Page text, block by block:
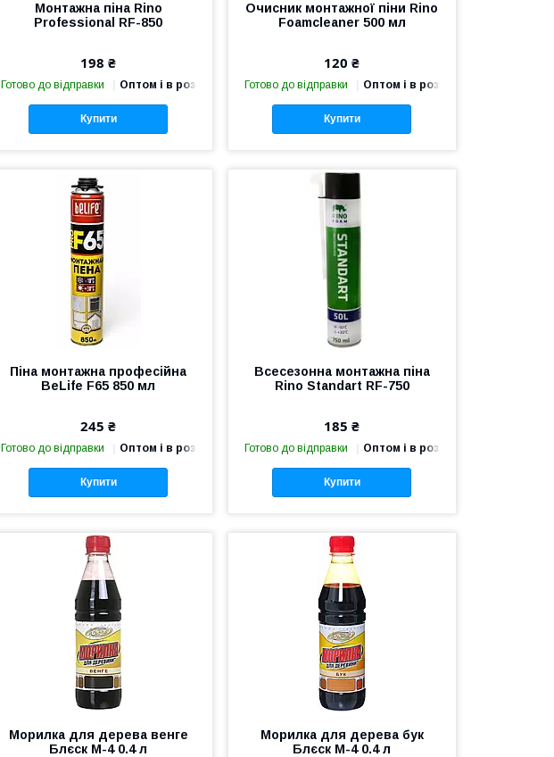
Монтажна піна Rino
Professional RF-850
198 ₴
Готово до відправки Оптом і в роздріб
Купити
Очисник монтажної піни Rino
Foamcleaner 500 мл
120 ₴
Готово до відправки Оптом і в роздріб
Купити
Піна монтажна професійна
BeLife F65 850 мл
245 ₴
Готово до відправки Оптом і в роздріб
Купити
Всесезонна монтажна піна
Rino Standart RF-750
185 ₴
Готово до відправки Оптом і в роздріб
Купити
Морилка для дерева венге
Блєск М-4 0.4 л
Морилка для дерева бук
Блєск М-4 0.4 л